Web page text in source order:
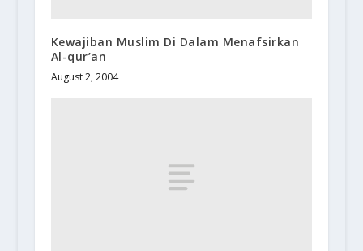
Kewajiban Muslim Di Dalam Menafsirkan
Al-qur’an
August 2, 2004